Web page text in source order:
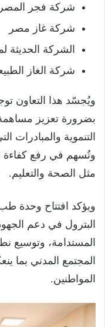
شركة فجر
شركة غاز مصر
الشركة الحديثة
شركة الغاز
ويُجسّد هذا التعاون
بضرورة تعزيز
التنموية والمبادرات
وتُسهم في رفع كفاءة
مثل الصحة والتعليم.
ويؤكد افتتاح وحدة
البترول في دعم
المستدامة، وتوسيع
المجتمع المدني بما
المواطنين.